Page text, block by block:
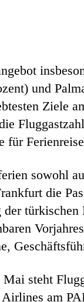
und
Ziele
sowohl
die
steht
am